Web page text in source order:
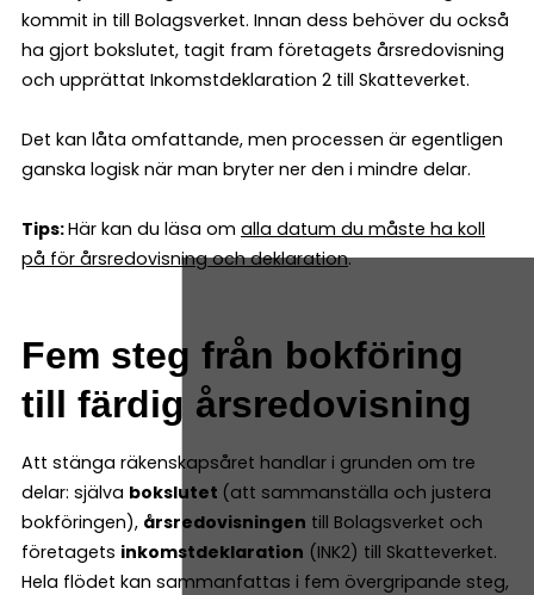
kommit in till Bolagsverket. Innan dess behöver du också
ha gjort bokslutet, tagit fram företagets årsredovisning
och upprättat Inkomstdeklaration 2 till Skatteverket.
Det kan låta omfattande, men processen är egentligen
ganska logisk när man bryter ner den i mindre delar.
Tips:Här kan du läsa om alla datum du måste ha koll
på för årsredovisning och deklaration.
Fem steg från bokföring
till färdig årsredovisning
Att stänga räkenskapsåret handlar i grunden om tre
delar: själva bokslutet (att sammanställa och justera
bokföringen), årsredovisningen till Bolagsverket och
företagets inkomstdeklaration (INK2) till Skatteverket.
Hela flödet kan sammanfattas i fem övergripande steg,